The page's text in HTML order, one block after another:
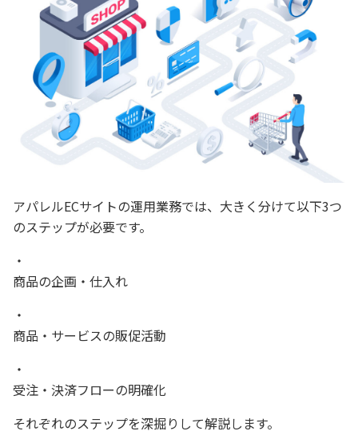
アパレルECサイトの運用業務では、大きく分けて以下3つ
のステップが必要です。
商品の企画・仕入れ
商品・サービスの販促活動
受注・決済フローの明確化
それぞれのステップを深掘りして解説します。